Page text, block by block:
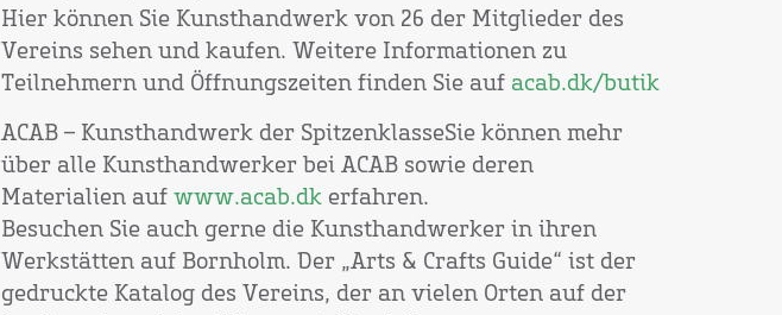
Hier können Sie Kunsthandwerk von 26 der Mitglieder des
Vereins sehen und kaufen. Weitere Informationen zu
Teilnehmern und Öffnungszeiten finden Sie auf acab.dk/butik
ACAB – Kunsthandwerk der SpitzenklasseSie können mehr
über alle Kunsthandwerker bei ACAB sowie deren
Materialien auf www.acab.dk erfahren.
Besuchen Sie auch gerne die Kunsthandwerker in ihren
Werkstätten auf Bornholm. Der „Arts & Crafts Guide“ ist der
gedruckte Katalog des Vereins, der an vielen Orten auf der